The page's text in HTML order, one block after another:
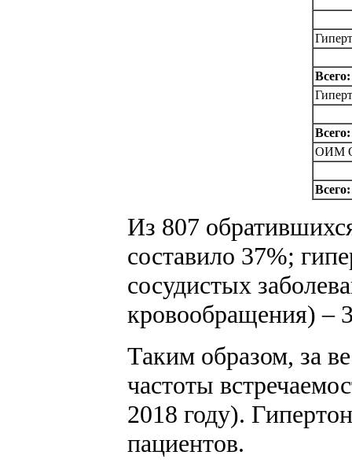
Всего:
Всего:
ОИМ
Всего:
Из 807
составило 37%;
сосудистых
кровообращения) –
Таким образом, за
частоты
2018 году).
пациентов.